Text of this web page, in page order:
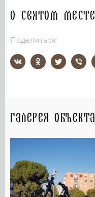
О святом месте
Поделиться:
Галерея объекта